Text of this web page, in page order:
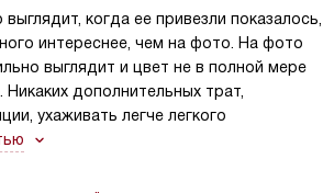
когда ее привезли показалось,
интереснее, чем на фото. На фото
выглядит и цвет не в полной мере
дополнительных трат,
ухаживать легче легкого